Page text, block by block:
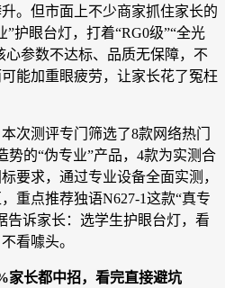
。但市面上不少商家抓住家长的
护眼台灯，打着“RG0级”“全光
心参数不达标、品质无保障，不
能加重眼疲劳，让家长花了冤枉
测评专门筛选了8款网络热门
势的“伪专业”产品，4款为实测合
要求，通过专业设备全面实测，
重点推荐独语N627-1这款“真专
告诉家长：选学生护眼台灯，看
看噱头。
家长都中招，看完直接避坑